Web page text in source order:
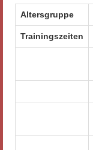
Altersgruppe
Trainingszeiten